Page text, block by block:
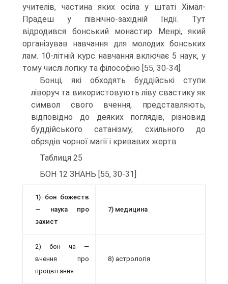
учителів, частина яких осіла у штаті Хімал-
Прадеш у північно-західній Індії. Тут
відродився бонський мо­настир Менрі, який
організував навчання для молодих бонських
лам. 10-літній курс навчання включає 5 наук, у
тому числі логіку та філософію [55, 30-34].
Бонці, які обходять буддійські ступи
ліворуч та використовують ліву свасти­ку як
символ свого вчення, представляють,
відповідно до деяких поглядів, різ­новид
буддійського сатанізму, схильного до
обрядів чорної магії і кривавих жертв
Таблиця 25
БОН 12 ЗНАНЬ [55, 30-31]
1) бон божеств
— наука про
захист
7) медицина
2) бон ча —
вчення про
процвітання
8) астрологія